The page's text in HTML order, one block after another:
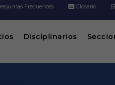
Frecuentes Glosario
Disciplinarios